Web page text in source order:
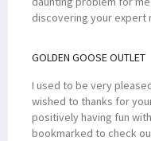
discovering your expert
GOLDEN GOOSE OUTLET
I used to be very
wished to thanks for
positively having fun
bookmarked to check